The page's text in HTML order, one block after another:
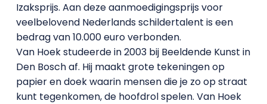
Izaksprijs. Aan deze aanmoedigingsprijs voor
veelbelovend Nederlands schildertalent is een
bedrag van 10.000 euro verbonden.
Van Hoek studeerde in 2003 bij Beeldende Kunst in
Den Bosch af. Hij maakt grote tekeningen op
papier en doek waarin mensen die je zo op straat
kunt tegenkomen, de hoofdrol spelen. Van Hoek